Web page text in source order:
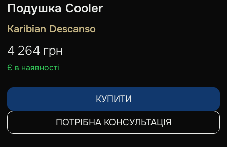
Подушка Cooler
Karibian Descanso
4 264 грн
Є в наявності
КУПИТИ
ПОТРІБНА КОНСУЛЬТАЦІЯ